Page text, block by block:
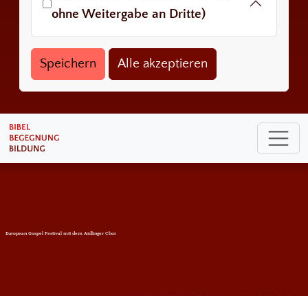
ohne Weitergabe an Dritte)
European Gospel Festival mit dem Aidlinger Chor